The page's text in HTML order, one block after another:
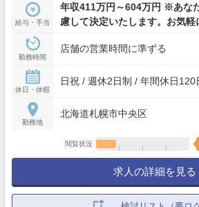
給与・手当
年収411万円～604万円 ※あな
慮して決定いたします。お気軽
勤務時間
店舗の営業時間に準ずる
休日・休暇
日祝 / 週休2日制 / 年間休日120
勤務地
北海道札幌市中央区
閲覧状況
求人の詳細を見る